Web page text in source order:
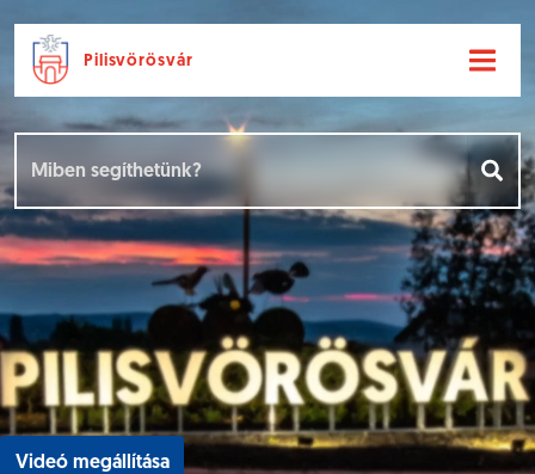
Ugrás a fő tartalomhoz
Pilisvörösvár
Videó megállítása
Hírek [
Események []
Dokumentumok [
Aloldalak []